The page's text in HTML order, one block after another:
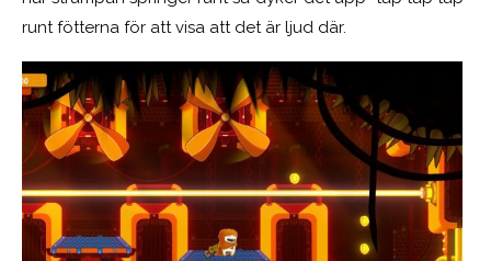
runt fötterna för att visa att det är ljud där.